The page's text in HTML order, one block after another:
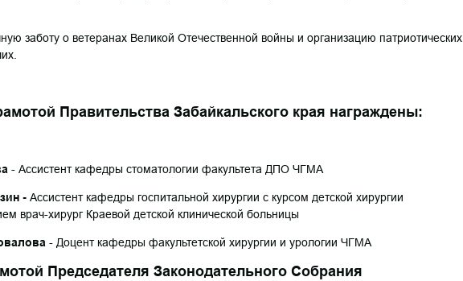
заботу о ветеранах Великой Отечественной войны и организацию патриотических
Забайкальского края награждены:
- Ассистент кафедры стоматологии факультета ДПО ЧГМА
- Ассистент кафедры госпитальной хирургии с курсом детской хирургии
врач-хирург Краевой детской клинической больницы
- Доцент кафедры факультетской хирургии и урологии ЧГМА
Законодательного Собрания